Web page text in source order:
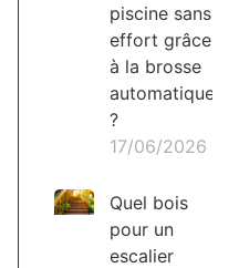
piscine sans
effort grâce
à la brosse
automatique
?
17/06/2026
Quel bois
pour un
escalier